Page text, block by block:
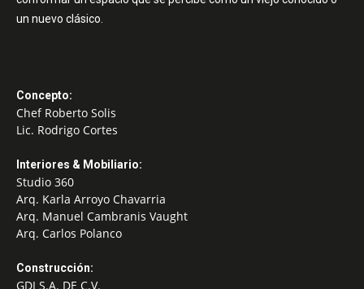
un nuevo clásico.
Concepto:
Chef Roberto Solis
Lic. Rodrigo Cortes
Interiores & Mobiliario:
Studio 360
Arq. Karla Arroyo Chavarria
Arq. Manuel Cambranis Vaught
Arq. Carlos Polanco
Construcción:
GDI S.A. DE C.V.